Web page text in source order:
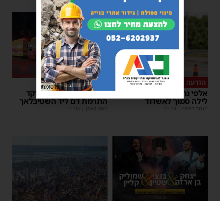
הודעה לנהגים
אלפי נהגים יושפעו: עבודות
לילה סמוך לאשדוד
מנחם דויטש
כל טיפה מצילה
אשדוד מצילה חיים: מוקד
התרמת דם ליד השטיבלאך
משה קאהן 11:05
פרסומת